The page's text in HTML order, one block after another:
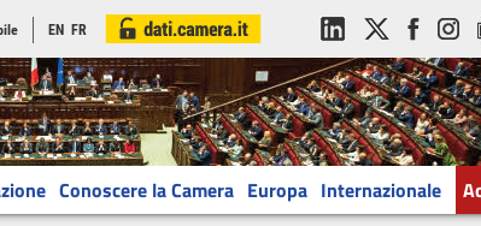
EN FR
Conoscere la Camera Europa Internazionale